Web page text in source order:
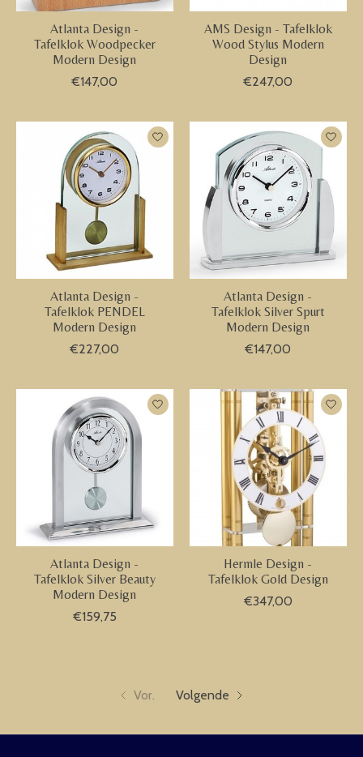
Atlanta Design -
Tafelklok Woodpecker
Modern Design
€147,00
AMS Design - Tafelklok
Wood Stylus Modern
Design
€247,00
Atlanta Design -
Tafelklok PENDEL
Modern Design
€227,00
Atlanta Design -
Tafelklok Silver Spurt
Modern Design
€147,00
Atlanta Design -
Tafelklok Silver Beauty
Modern Design
€159,75
Hermle Design -
Tafelklok Gold Design
€347,00
Vor. Volgende